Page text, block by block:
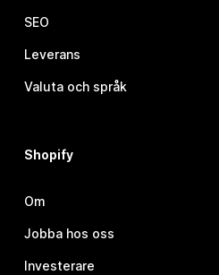
SEO
Leverans
Valuta och språk
Shopify
Om
Jobba hos oss
Investerare